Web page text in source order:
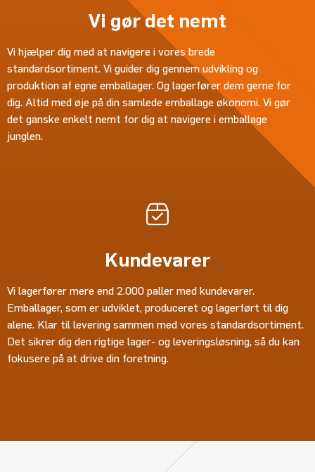
Vi gør det nemt
Vi hjælper dig med at navigere i vores brede
standardsortiment. Vi guider dig gennem udvikling og
produktion af egne emballager. Og lagerfører dem gerne for
dig. Altid med øje på din samlede emballage økonomi. Vi gør
det ganske enkelt nemt for dig at navigere i emballage
junglen.
Kundevarer
Vi lagerfører mere end 2.000 paller med kundevarer.
Emballager, som er udviklet, produceret og lagerført til dig
alene. Klar til levering sammen med vores standardsortiment.
Det sikrer dig den rigtige lager- og leveringsløsning, så du kan
fokusere på at drive din foretning.